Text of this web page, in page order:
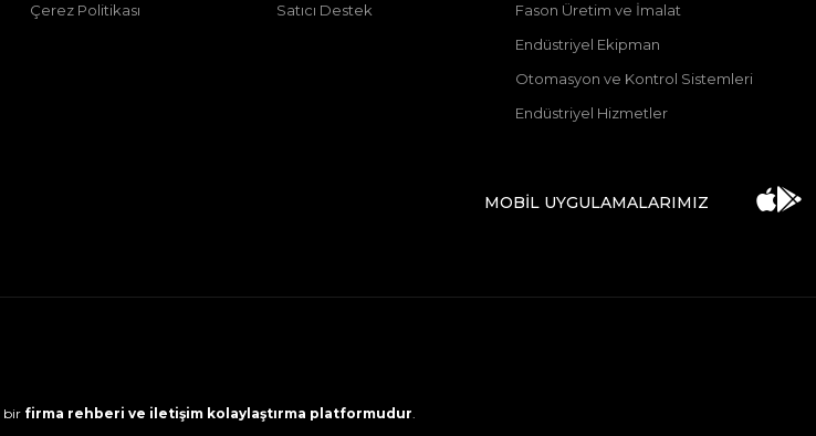
Çerez Politikası
Satıcı Destek
Fason Üretim ve İmalat
Endüstriyel Ekipman
Otomasyon ve Kontrol Sistemleri
Endüstriyel Hizmetler
MOBİL UYGULAMALARIMIZ
bir firma rehberi ve iletişim kolaylaştırma platformudur.